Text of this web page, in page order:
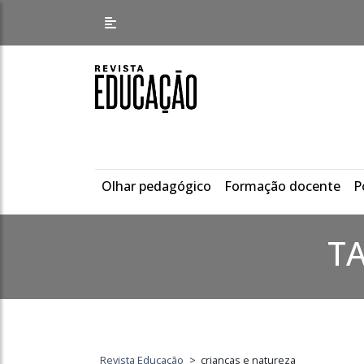
Olhar pedagógico Formação docente
Revista Educação > crianças e natureza